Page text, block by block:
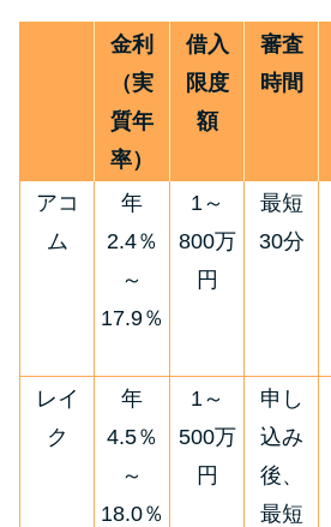
種類・特徴別一
その他コラム
今月の家賃払
は解決しない
処法3つ
家賃払えない
たい…市役所
法2選
街金とは？絶
に悩む人へ街
金利
（実
質年
率）
借入
限度
額
審査
時間
アコ
ム
年
2.4％
～
17.9％
1～
800万
円
最短
30分
レイ
ク
年
4.5％
～
18.0％
1～
500万
円
申し
込み
後、
最短